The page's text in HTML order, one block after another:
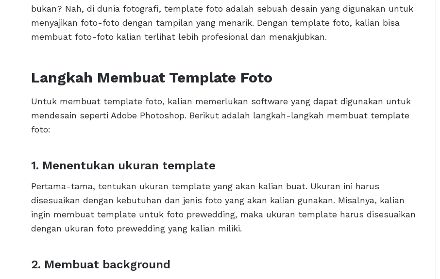
bukan? Nah, di dunia fotografi, template foto adalah sebuah desain yang digunakan untuk
menyajikan foto-foto dengan tampilan yang menarik. Dengan template foto, kalian bisa
membuat foto-foto kalian terlihat lebih profesional dan menakjubkan.
Langkah Membuat Template Foto
Untuk membuat template foto, kalian memerlukan software yang dapat digunakan untuk
mendesain seperti Adobe Photoshop. Berikut adalah langkah-langkah membuat template
foto:
1. Menentukan ukuran template
Pertama-tama, tentukan ukuran template yang akan kalian buat. Ukuran ini harus
disesuaikan dengan kebutuhan dan jenis foto yang akan kalian gunakan. Misalnya, kalian
ingin membuat template untuk foto prewedding, maka ukuran template harus disesuaikan
dengan ukuran foto prewedding yang kalian miliki.
2. Membuat background